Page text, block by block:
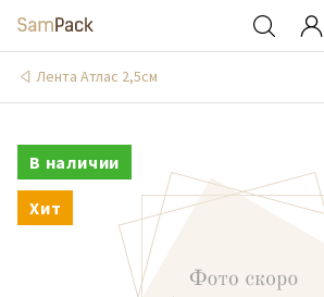
Лента Атлас 2,5см
В наличии
Хит